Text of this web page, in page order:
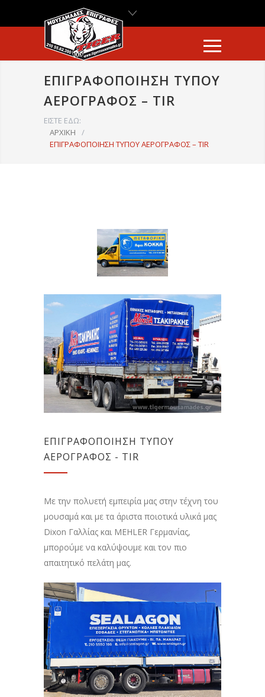
ΕΠΙΓΡΑΦΟΠΟΙΗΣΗ ΤΥΠΟΥ
ΑΕΡΟΓΡΑΦΟΣ – TIR
ΕΙΣΤΕ ΕΔΩ:
ΑΡΧΙΚΗ
/
ΕΠΙΓΡΑΦΟΠΟΙΗΣΗ ΤΥΠΟΥ ΑΕΡΟΓΡΑΦΟΣ – TIR
ΕΠΙΓΡΑΦΟΠΟΙΗΣΗ ΤΥΠΟΥ
ΑΕΡΟΓΡΑΦΟΣ - TIR
Με την πολυετή εμπειρία μας στην τέχνη του
μουσαμά και με τα άριστα ποιοτικά υλικά μας
Dixon Γαλλίας και MEHLER Γερμανίας,
μπορούμε να καλύψουμε και τον πιο
απαιτητικό πελάτη μας.